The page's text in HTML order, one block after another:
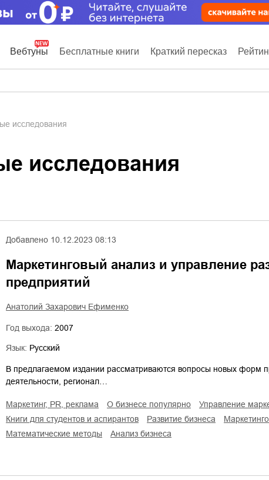
Вебтуны Бесплатные книги Краткий пересказ
исследования
исследования
Добавлено 10.12.2023 08:13
Маркетинговый анализ и управление
предприятий
Анатолий Захарович Ефименко
Год выхода: 2007
Язык: Русский
В предлагаемом издании рассматриваются вопросы новых форм
деятельности, регионал…
маркетинг, PR, реклама о бизнесе популярно управление
книги для студентов и аспирантов
развитие бизнеса
математические методы
анализ бизнеса